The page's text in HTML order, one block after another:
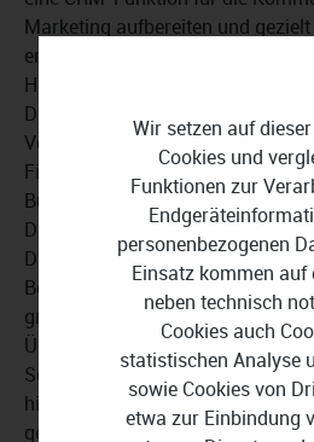
Marketing aufbereiten und
erstellt individuelle Angebote und
Hubspot verbunden werden und
Drittanbieter-Software ist
Vertriebsprozesse effizienter
Finanzmanagement und
Buchhaltung kümmert sich
Daten stehen für Analysen und
Die Verarbeitung von Adressen,
Beständen geschieht auf
größtenteils in Frankfurt befinden.
Übertragung erfolgt
Sollten Sie sich für Xentral ERP
hilft Ihnen das Team
gesamten Prozess der Migration
Wir setzen auf
Cookies und
Funktionen zur
personenbezogenen
Einsatz kommen auf
neben technisch
Cookies auch
statistischen Analyse
sowie Cookies von
etwa zur Einbindung